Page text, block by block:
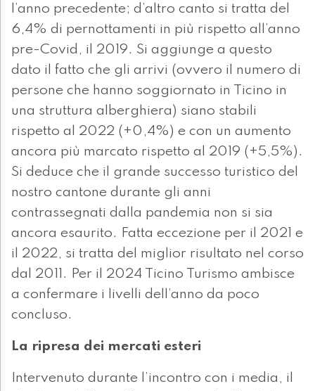
l’anno precedente; d’altro canto si tratta del
6,4% di pernottamenti in più rispetto all’anno
pre-Covid, il 2019. Si aggiunge a questo
dato il fatto che gli arrivi (ovvero il numero di
persone che hanno soggiornato in Ticino in
una struttura alberghiera) siano stabili
rispetto al 2022 (+0,4%) e con un aumento
ancora più marcato rispetto al 2019 (+5,5%).
Si deduce che il grande successo turistico del
nostro cantone durante gli anni
contrassegnati dalla pandemia non si sia
ancora esaurito. Fatta eccezione per il 2021 e
il 2022, si tratta del miglior risultato nel corso
dal 2011. Per il 2024 Ticino Turismo ambisce
a confermare i livelli dell’anno da poco
concluso.
La ripresa dei mercati esteri
Intervenuto durante l’incontro con i media, il